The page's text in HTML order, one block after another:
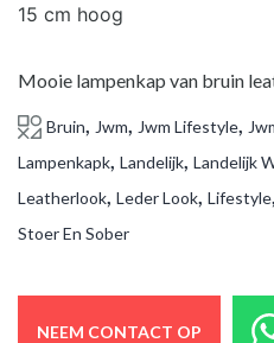
15 cm hoog
Mooie lampenkap van bruin
Bruin, Jwm, Jwm Lifestyle,
Lampenkapk, Landelijk, Landelijk
Leatherlook, Leder Look, Lifestyle,
Stoer En Sober
NEEM CONTACT OP